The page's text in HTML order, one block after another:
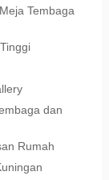
Tembaga
dan
Rumah